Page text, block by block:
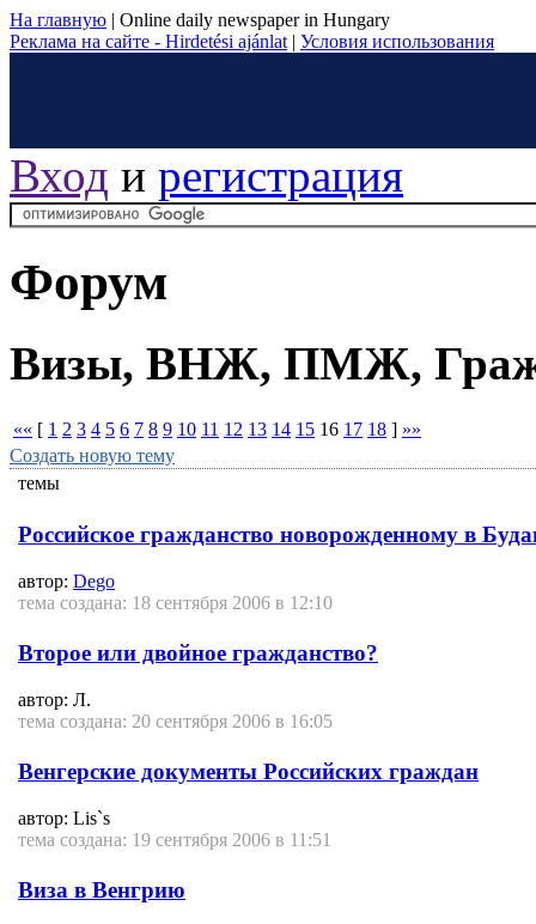
На главную | Online daily newspaper in Hungary
Реклама на сайте - Hirdetési ajánlat | Условия использования
Вход и регистрация
Форум
Визы, ВНЖ, ПМЖ,
«« [ 1 2 3 4 5 6 7 8 9 10 11 12 13 14 15 16 17 18 ] »»
Создать новую тему
темы
Российское гражданство новорожденному в
автор: Dego
тема создана: 18 сентября 2006 в 12:10
Второе или двойное гражданство?
автор: Л.
тема создана: 20 сентября 2006 в 16:05
Венгерские документы Российских граждан
автор: Lis`s
тема создана: 19 сентября 2006 в 11:51
Виза в Венгрию